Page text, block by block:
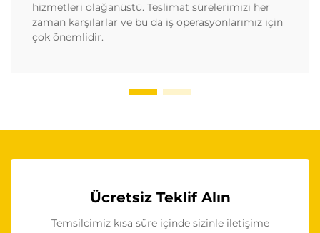
hizmetleri olağanüstü. Teslimat sürelerimizi her
zaman karşılarlar ve bu da iş operasyonlarımız için
çok önemlidir.
Ücretsiz Teklif Alın
Temsilcimiz kısa süre içinde sizinle iletişime